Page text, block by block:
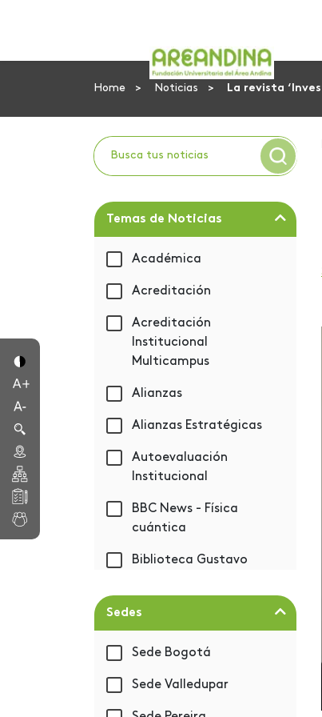
Home Noticias La revista
Temas de Noticias
Académica
Acreditación
Acreditación
Institucional
Multicampus
Alianzas
Alianzas Estratégicas
Autoevaluación
Institucional
BBC News - Física
cuántica
Biblioteca Gustavo
Bienestar
Sedes
Sede Bogotá
Sede Valledupar